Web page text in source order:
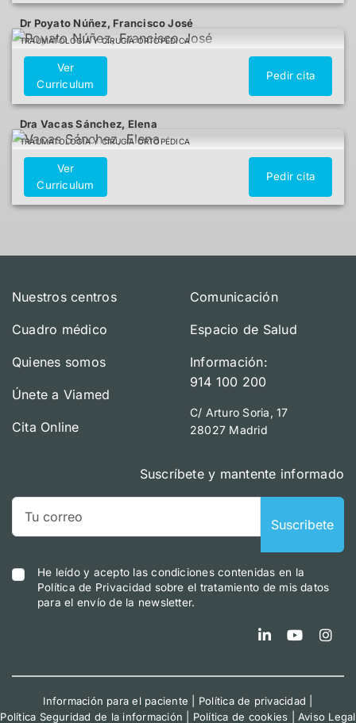
Dr Poyato Núñez, Francisco José
TRAUMATOLOGÍA Y CIRUGÍA ORTOPÉDICA
Ver
Curriculum
Pedir cita
Dra Vacas Sánchez, Elena
TRAUMATOLOGÍA Y CIRUGÍA ORTOPÉDICA
Ver
Curriculum
Pedir cita
Nuestros centros
Cuadro médico
Quienes somos
Únete a Viamed
Cita Online
Comunicación
Espacio de Salud
Información:
914 100 200
C/ Arturo Soria, 17
28027 Madrid
Suscríbete y mantente informado
Suscribete
He leído y acepto las condiciones contenidas en la
Política de Privacidad sobre el tratamiento de mis datos
para el envío de la newsletter.
Información para el paciente Política de privacidad
Política Seguridad de la información
Política de cookies |Aviso Legal